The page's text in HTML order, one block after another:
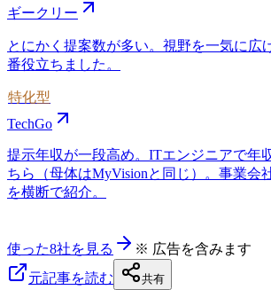
ギークリー
とにかく提案数が多い。視野を一気に広
番役立ちました。
特化型
TechGo
提示年収が一段高め。ITエンジニアで年
ちら（母体はMyVisionと同じ）。事業会
を横断で紹介。
使った8社を見る
※ 広告を含みます
元記事を読む
共有